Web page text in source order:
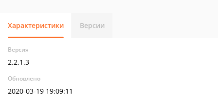
Характеристики Версии
Версия
2.2.1.3
Обновлено
2020-03-19 19:09:11